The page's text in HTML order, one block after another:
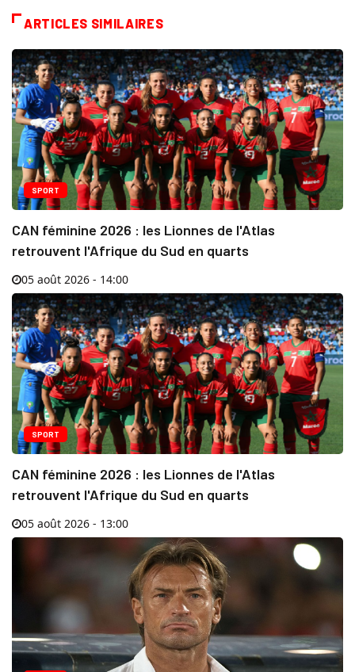
ARTICLES SIMILAIRES
SPORT
CAN féminine 2026 : les Lionnes de l'Atlas
retrouvent l'Afrique du Sud en quarts
05 août 2026 - 14:00
SPORT
CAN féminine 2026 : les Lionnes de l'Atlas
retrouvent l'Afrique du Sud en quarts
05 août 2026 - 13:00